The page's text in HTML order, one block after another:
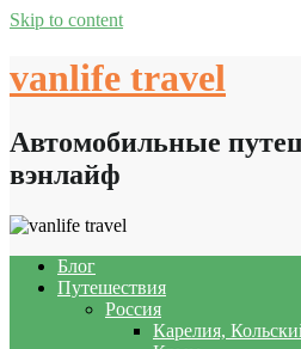
Skip to content
vanlife travel
Автомобильные
вэнлайф
Блог
Путешествия
Россия
Карелия,